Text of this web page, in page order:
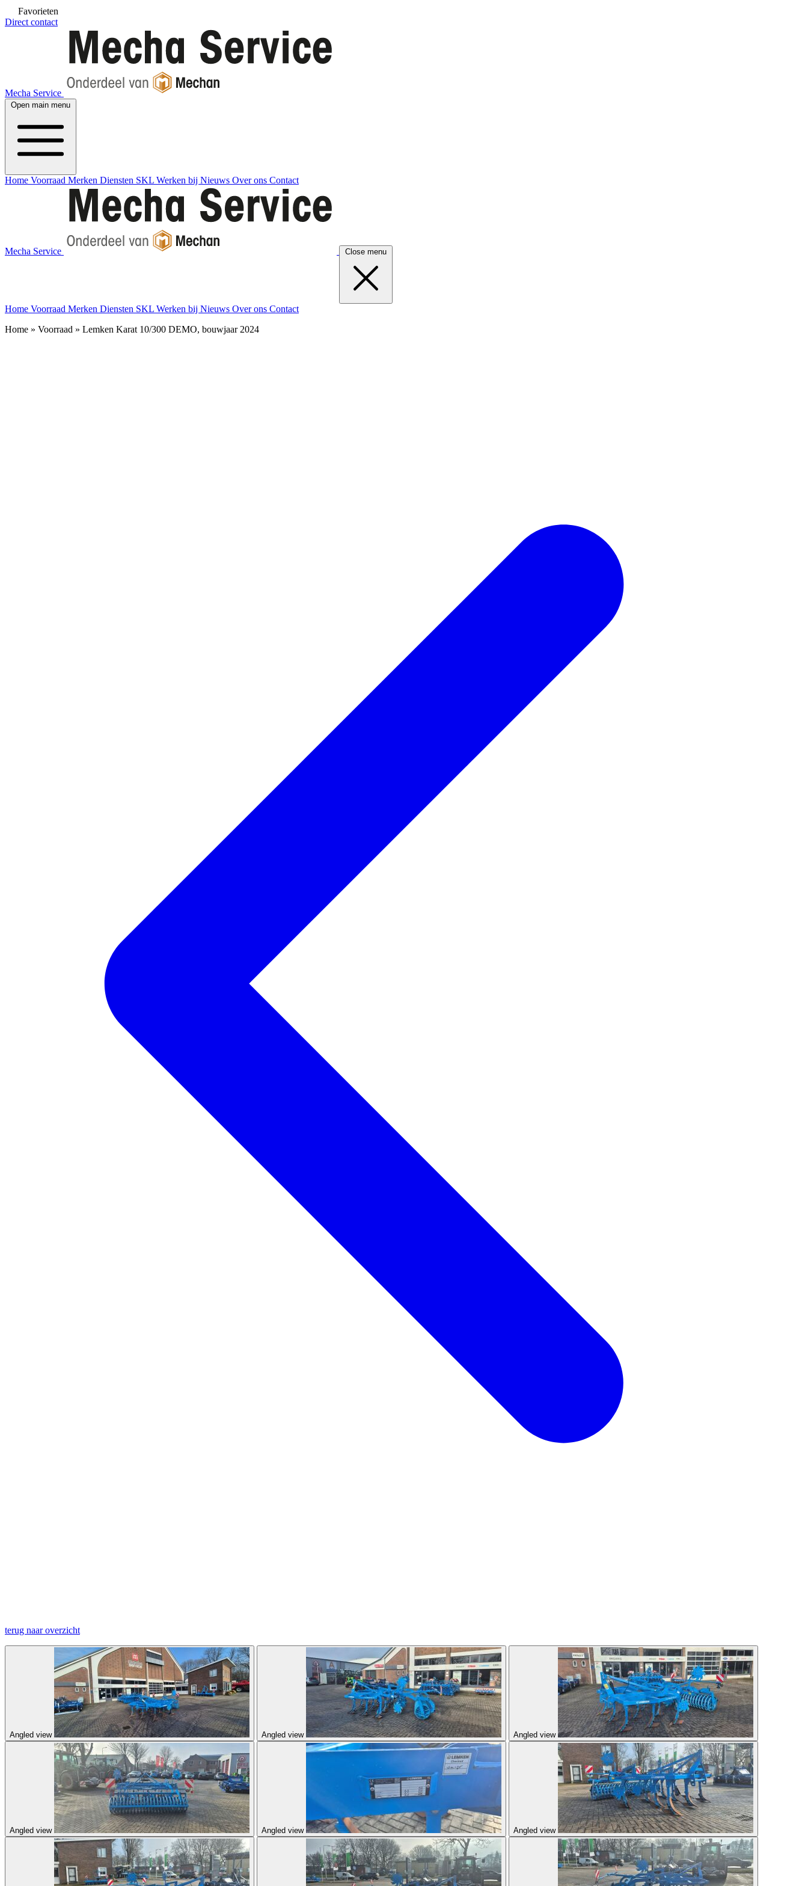
Favorieten
Direct contact
Mecha Service
Open main menu
Home Voorraad Merken Diensten SKL Werken bij Nieuws Over ons Contact
Mecha Service Close menu
Home Voorraad Merken Diensten SKL Werken bij Nieuws Over ons Contact
Home » Voorraad » Lemken Karat 10/300 DEMO, bouwjaar 2024
terug naar overzicht
Angled view Angled view Angled view
Angled view Angled view Angled view